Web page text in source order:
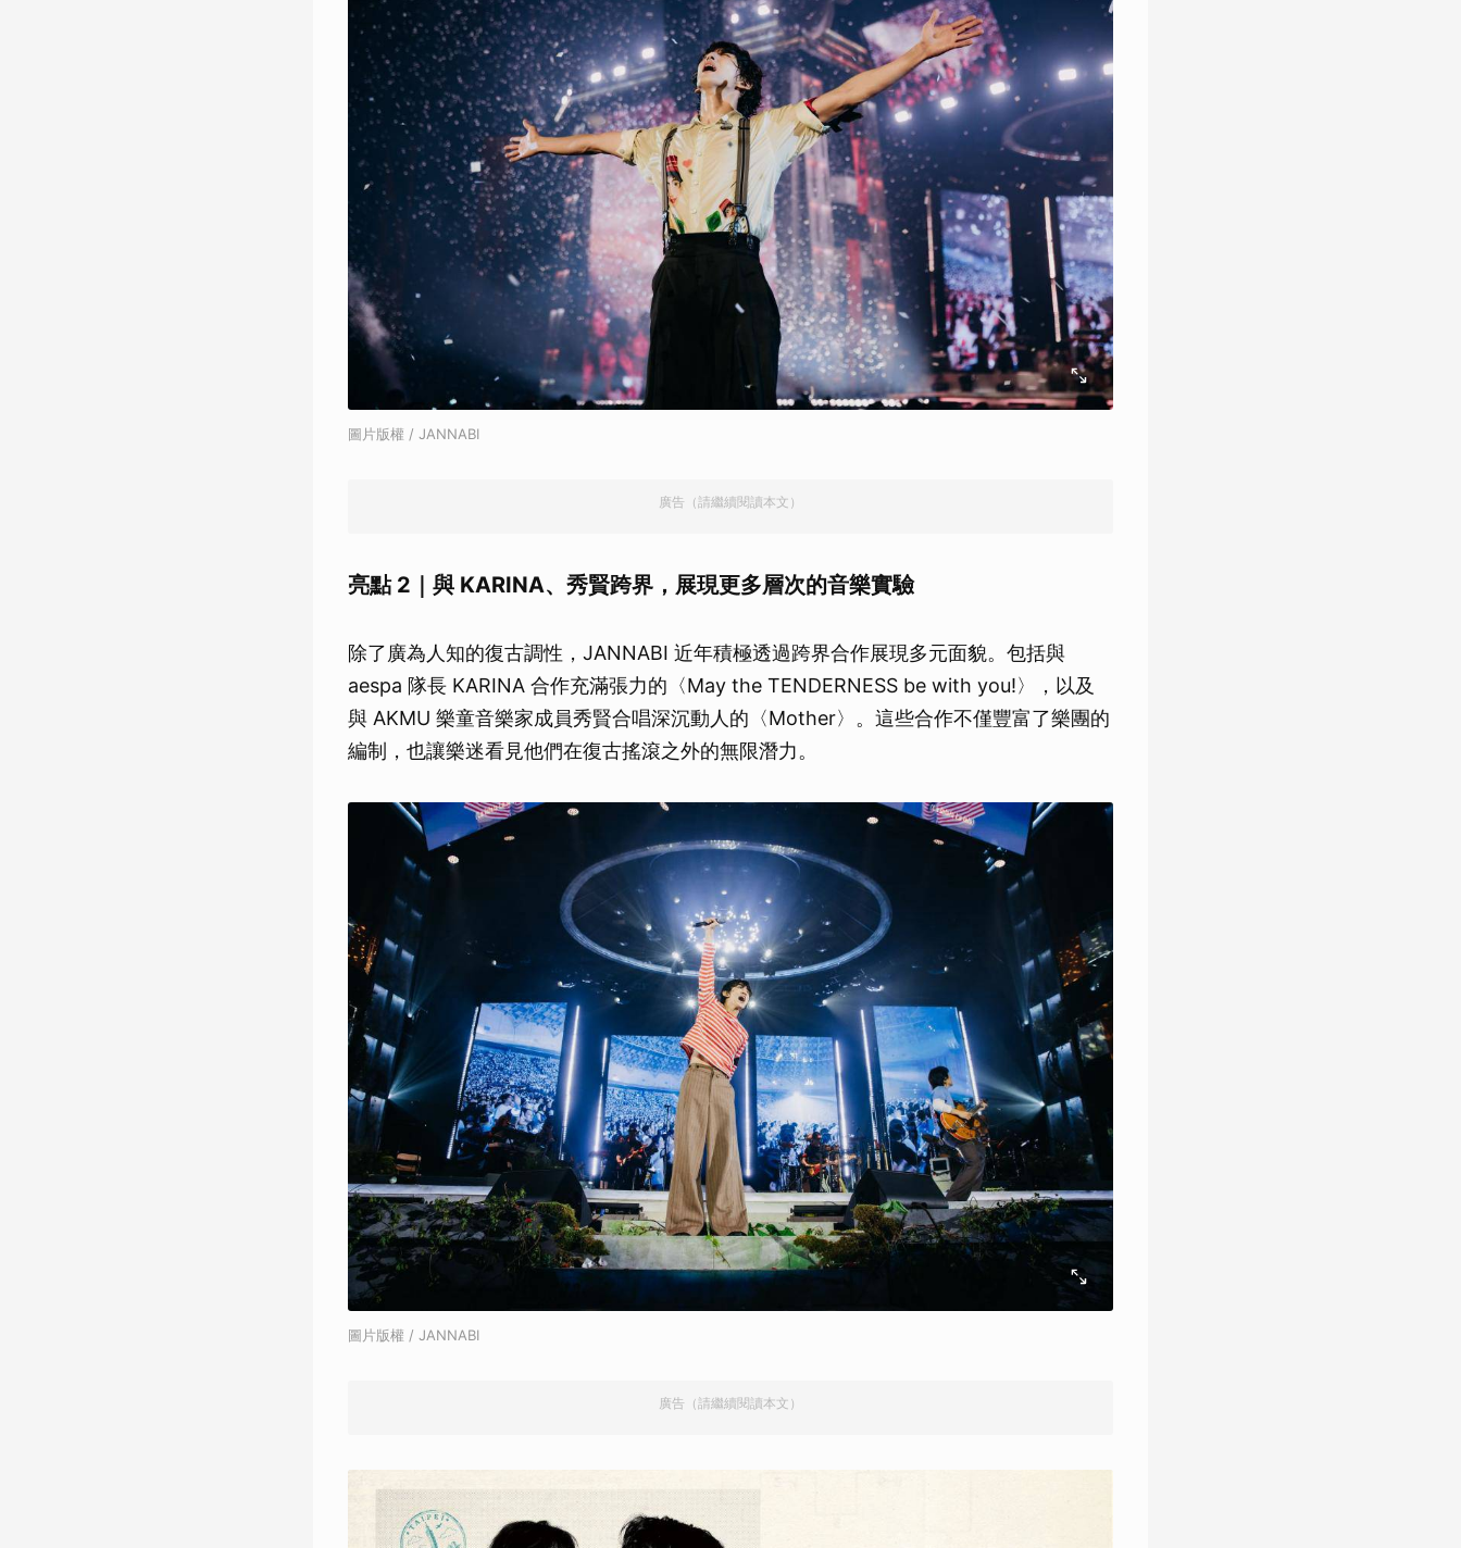
圖片版權 / JANNABI
廣告（請繼續閱讀本文）
亮點 2｜與 KARINA、秀賢跨界，展現更多層次的音樂實驗
除了廣為人知的復古調性，JANNABI 近年積極透過跨界合作展現多元面貌。包括與
aespa 隊長 KARINA 合作充滿張力的〈May the TENDERNESS be with you!〉，以及
與 AKMU 樂童音樂家成員秀賢合唱深沉動人的〈Mother〉。這些合作不僅豐富了樂團的
編制，也讓樂迷看見他們在復古搖滾之外的無限潛力。
圖片版權 / JANNABI
廣告（請繼續閱讀本文）
取消